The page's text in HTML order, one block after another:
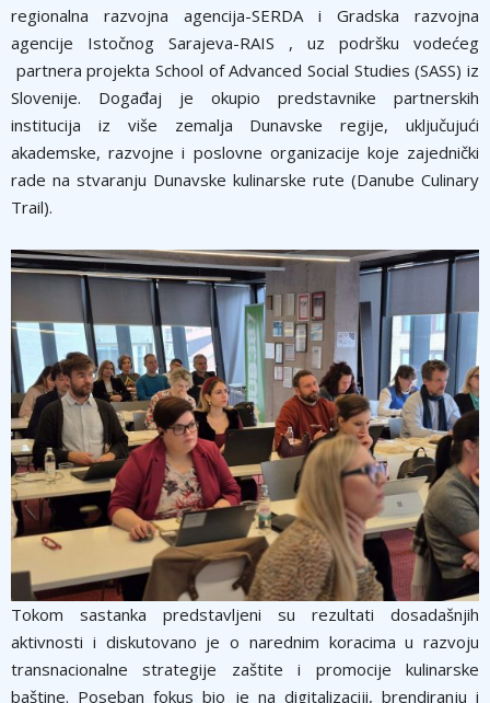
regionalna razvojna agencija-SERDA i Gradska razvojna
agencije Istočnog Sarajeva-RAIS , uz podršku vodećeg
partnera projekta School of Advanced Social Studies (SASS) iz
Slovenije. Događaj je okupio predstavnike partnerskih
institucija iz više zemalja Dunavske regije, uključujući
akademske, razvojne i poslovne organizacije koje zajednički
rade na stvaranju Dunavske kulinarske rute (Danube Culinary
Trail).
Tokom sastanka predstavljeni su rezultati dosadašnjih
aktivnosti i diskutovano je o narednim koracima u razvoju
transnacionalne strategije zaštite i promocije kulinarske
baštine. Poseban fokus bio je na digitalizaciji, brendiranju i